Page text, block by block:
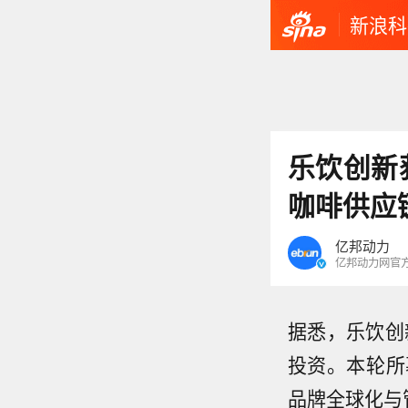
新浪
乐饮创
咖啡供应
亿邦动力
亿邦动力网官
据悉，乐饮
投资。本轮
品牌全球化